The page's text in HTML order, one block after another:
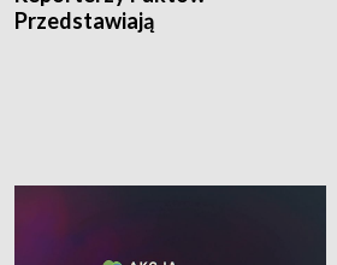
Przedstawiają